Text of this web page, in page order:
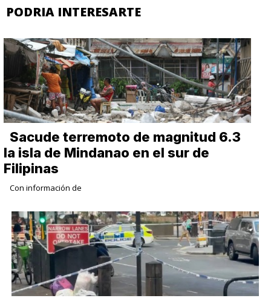
PODRIA INTERESARTE
Sacude terremoto de magnitud 6.3
la isla de Mindanao en el sur de
Filipinas
Con información de